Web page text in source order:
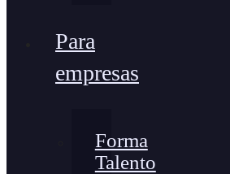
Para
empresas
Forma
Talento